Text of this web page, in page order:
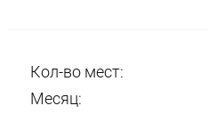
Кол-во мест:
Месяц: